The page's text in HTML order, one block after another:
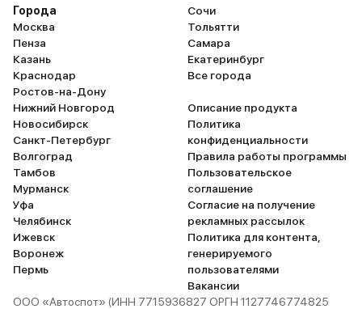
встречал ржавых Гольфов. По
минусам. Если докопаться, то
ключ запуска неудобно
расположили, а датчик уровня
масла, который находится на
поддоне, часто выдает
некорректные данные, потому
что окисляется.
иногда и их маловато.
класса как наша, то
шумоизоляция
приличные шины. Салон
и очень легко отмыть.
достаточно просторно,
входят два автокресла.
недостатков – не
Один раз врезалась
вмятина осталась
Больше минусов нет, я
машину безумно
благодаря комфорту и
маленькому расходу
рекомендую тем, кто
её купить.
Города
Москва
Пенза
Казань
Краснодар
Ростов-на-Дону
Нижний Новгород
Новосибирск
Санкт-Петербург
Волгоград
Тамбов
Мурманск
Уфа
Челябинск
Ижевск
Воронеж
Пермь
Сочи
Тольятти
Самара
Екатеринбург
Все города
Описание продукта
Политика
конфиденциальности
Правила работы программы
Пользовательское
соглашение
Согласие на получение
рекламных рассылок
Политика для контента,
генерируемого
пользователями
Вакансии
ООО «Автоспот» (ИНН 7715936827 ОРГН 1127746774825